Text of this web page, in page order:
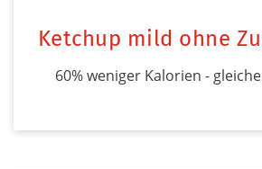
Ketchup mild ohne
60% weniger Kalorien -